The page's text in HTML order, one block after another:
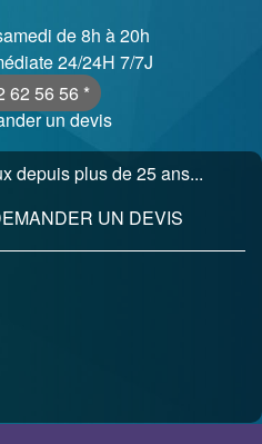
de 8h à 20h
24/24H 7/7J
62 56 56 *
un devis
depuis plus de 25 ans...
UN DEVIS